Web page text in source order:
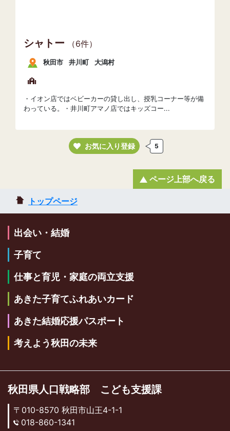
シャトー （6件）
秋田市 井川町 大潟村
・イオン店ではベビーカーの貸し出し、授乳コーナー等が備
わっている。・井川町アマノ店ではキッズコー...
お気に入り登録 5
トップページ
ページ上部へ戻る
出会い・結婚
子育て
仕事と育児・家庭の両立支援
あきた子育てふれあいカード
あきた結婚応援パスポート
考えよう秋田の未来
秋田県人口戦略部 こども支援課
〒010-8570 秋田市山王4-1-1
018-860-1341